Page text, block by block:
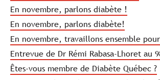
En novembre, parlons diabète !
En novembre, parlons diabète!
En novembre, travaillons ensemble
Entrevue de Dr Rémi Rabasa-Lhoret au
Êtes-vous membre de Diabète Québec ?